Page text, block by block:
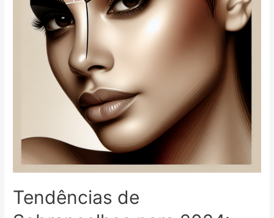
Completo,
Benefícios
Cuidados
Tendências de